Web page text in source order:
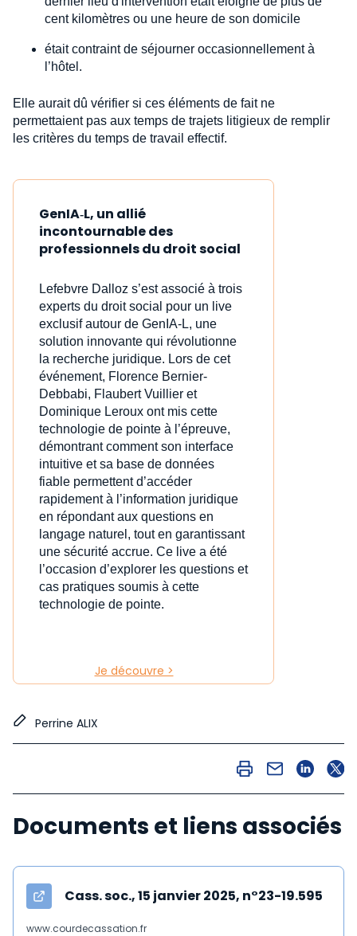
cent kilomètres ou une heure de son domicile
était contraint de séjourner occasionnellement à
l’hôtel.
Elle aurait dû vérifier si ces éléments de fait ne
permettaient pas aux temps de trajets litigieux de remplir
les critères du temps de travail effectif.
GenIA‑L, un allié
incontournable des
professionnels du droit social
Lefebvre Dalloz s’est associé à trois
experts du droit social pour un live
exclusif autour de GenIA‑L, une
solution innovante qui révolutionne
la recherche juridique. Lors de cet
événement, Florence Bernier-
Debbabi, Flaubert Vuillier et
Dominique Leroux ont mis cette
technologie de pointe à l’épreuve,
démontrant comment son interface
intuitive et sa base de données
fiable permettent d’accéder
rapidement à l’information juridique
en répondant aux questions en
langage naturel, tout en garantissant
une sécurité accrue. Ce live a été
l’occasion d’explorer les questions et
cas pratiques soumis à cette
technologie de pointe.
Je découvre >
Perrine ALIX
Documents et liens associés
Cass. soc., 15 janvier 2025, n°23-19.595
www.courdecassation.fr